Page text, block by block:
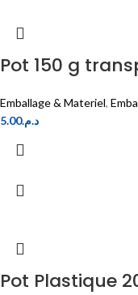
Pot 150 g
Emballage & Materiel,
د.م.5.00
Pot Plastique